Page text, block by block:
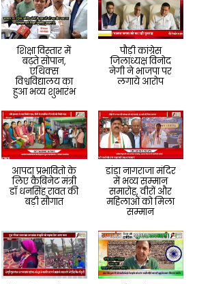
शिक्षा विस्तार में
बढ़ते सोपान,
एथिक्स
विश्वविद्यालय का
हुआ भव्य शुभारंभ
पौड़ी कांग्रेस
जिलाध्यक्ष विनोद
नेगी ने भाजपा पर
लगाये आरोप
आपदा प्रभावितो के
लिए कैबिनेट मंत्री
डॉ धनसिंह रावत की
बड़ी सौगात
डांडा नागराजा मंदिर
में भव्य सम्मान
समारोह, वीरों और
महिलाओं को मिला
सम्मान